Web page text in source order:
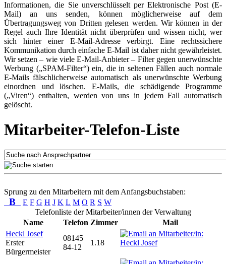
Informationen, die Sie unverschlüsselt per Elektronische Post (E-
Mail) an uns senden, können möglicherweise auf dem
Übertragungsweg von Dritten gelesen werden. Wir können in der
Regel auch Ihre Identität nicht überprüfen und wissen nicht, wer
sich hinter einer E-Mail-Adresse verbirgt. Eine rechtssichere
Kommunikation durch einfache E-Mail ist daher nicht gewährleistet.
Wir setzen – wie viele E-Mail-Anbieter – Filter gegen unerwünschte
Werbung („SPAM-Filter“) ein, die in seltenen Fällen auch normale
E-Mails fälschlicherweise automatisch als unerwünschte Werbung
einordnen und löschen. E-Mails, die schädigende Programme
(„Viren“) enthalten, werden von uns in jedem Fall automatisch
gelöscht.
Mitarbeiter-Telefon-Liste
Sprung zu den Mitarbeitern mit dem Anfangsbuchstaben:
B E F G H J K L M O R S W
Telefonliste der Mitarbeiter/innen der Verwaltung
Name
Telefon Zimmer
Mail
Heckl Josef
Erster
Bürgermeister
08145
84-12
1.18